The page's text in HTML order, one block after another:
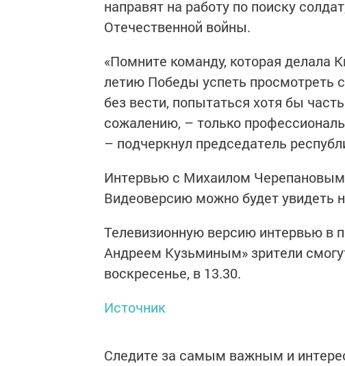
направят на работу по поиску
Отечественной войны.
«Помните команду, которая делала
летию Победы успеть просмотреть
без вести, попытаться хотя бы
сожалению, – только
– подчеркнул председатель
Интервью с Михаилом Черепановым
Видеоверсию можно будет увидеть
Телевизионную версию интервью в
Андреем Кузьминым» зрители
воскресенье, в 13.30.
Источник
Следите за самым важным и